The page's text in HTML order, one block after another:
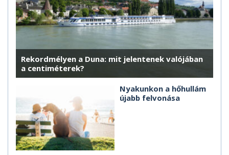
Rekordmélyen a Duna: mit jelentenek valójában
a centiméterek?
Nyakunkon a hőhullám
újabb felvonása